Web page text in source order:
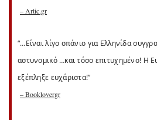
– Artic.gr
“…Είναι λίγο σπάνιο για Ελληνίδα
αστυνομικό …και τόσο επιτυχημένο! Η
εξέπληξε ευχάριστα!”
– Booklovergr